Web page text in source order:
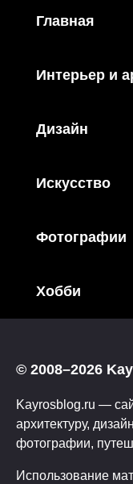
Главная
Интерьер и
Дизайн
Искусство
Фотографии
Хобби
© 2008–2026
Kayrosblog.ru —
архитектуру,
фотографии,
Использование